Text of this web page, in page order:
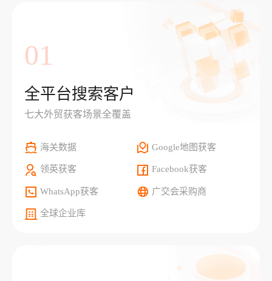
01
全平台搜索客户
七大外贸获客场景全覆盖
海关数据 Google地图获客
领英获客 Facebook获客
WhatsApp获客 广交会采购商
全球企业库